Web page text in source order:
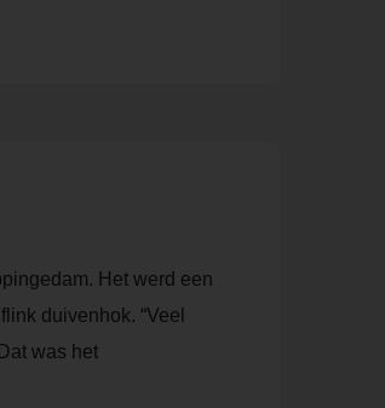
Het werd een
duivenhok. “Veel
was het